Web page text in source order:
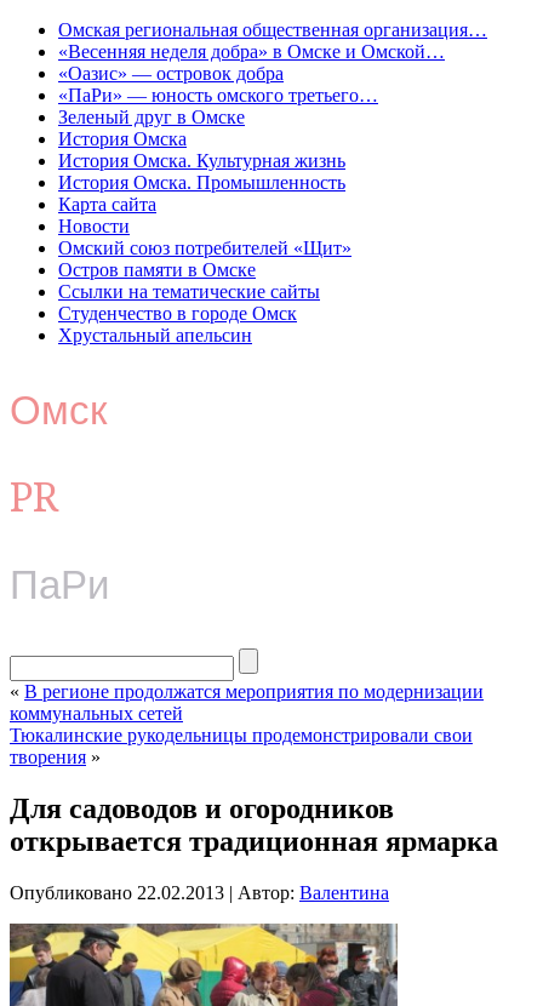
Омская региональная общественная организация…
«Весенняя неделя добра» в Омске и Омской…
«Оазис» — островок добра
«ПаРи» — юность омского третьего…
Зеленый друг в Омске
История Омска
История Омска. Культурная жизнь
История Омска. Промышленность
Карта сайта
Новости
Омский союз потребителей «Щит»
Остров памяти в Омске
Ссылки на тематические сайты
Студенчество в городе Омск
Хрустальный апельсин
Омск
PR
ПаРи
« В регионе продолжатся мероприятия по модернизации
коммунальных сетей
Тюкалинские рукодельницы продемонстрировали свои
творения »
Для садоводов и огородников
открывается традиционная ярмарка
Опубликовано 22.02.2013 | Автор: Валентина